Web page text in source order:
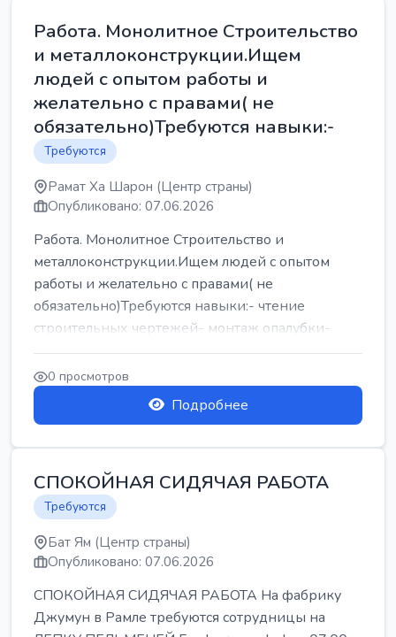
Работа. Монолитное Строительство
и металлоконструкции.Ищем
людей с опытом работы и
желательно с правами( не
обязательно)Требуются навыки:-
Требуются
Рамат Ха Шарон (Центр страны)
Опубликовано: 07.06.2026
Работа. Монолитное Строительство и
металлоконструкции.Ищем людей с опытом
работы и желательно с правами( не
обязательно)Требуются навыки:- чтение
строительных чертежей- монтаж опалубки-
армокаркасыОпл...
0 просмотров
Подробнее
СПОКОЙНАЯ СИДЯЧАЯ РАБОТА
Требуются
Бат Ям (Центр страны)
Опубликовано: 07.06.2026
СПОКОЙНАЯ СИДЯЧАЯ РАБОТА На фабрику
Джумун в Рамле требуются сотрудницы на